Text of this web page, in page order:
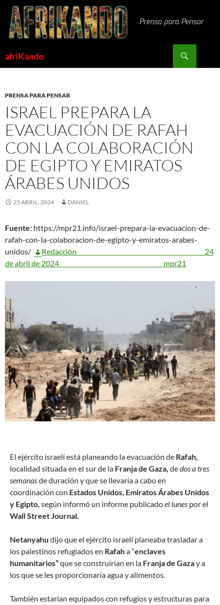
Saltar
contenido
afriKando
PRENSA PARA PENSAR
ISRAEL PREPARA LA
EVACUACIÓN DE RAFAH
CON LA COLABORACIÓN
DE EGIPTO Y EMIRATOS
ÁRABES UNIDOS
25 ABRIL, 2024 DANIEL
Fuente: https://mpr21.info/israel-prepara-la-evacuacion-de-
rafah-con-la-colaboracion-de-egipto-y-emiratos-arabes-
unidos/
Redacción
24
de abril de 2024 mpr21
El ejército israelí está planeando la evacuación de Rafah,
localidad situada en el sur de la Franja de Gaza, dedos a tres
semanasde duración y que se llevaría a cabo en
coordinación con Estados Unidos, Emiratos Árabes Unidos
y Egipto, según informó un informe publicadoel lunes por el
Wall Street Journal.
Netanyahu dijo que el ejército israelí planeaba trasladar a
los palestinos refugiados en Rafaha “enclaves
humanitarios”que se construirían en la Franja de Gazay a
los que se les proporcionaría agua y alimentos.
También estarían equipados con refugios y estructuras para